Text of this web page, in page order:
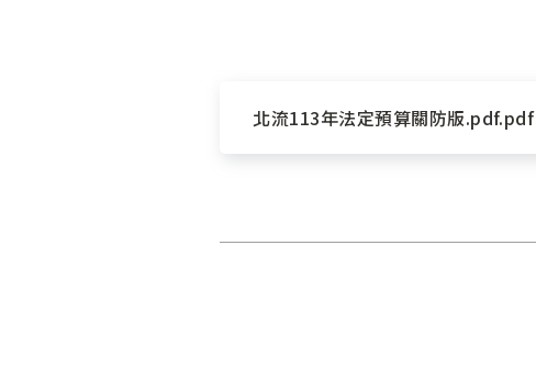
北流113年法定預算關防版.pdf.pdf